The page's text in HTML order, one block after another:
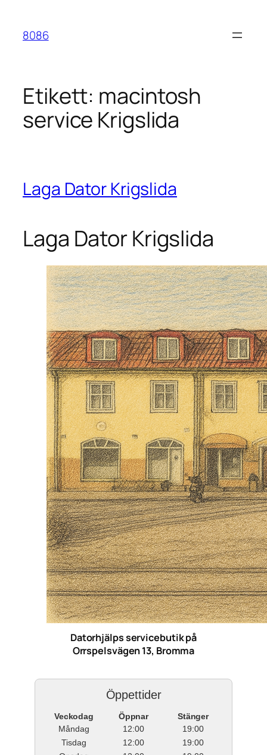
innehåll
8086
Etikett: macintosh
service Krigslida
Laga Dator Krigslida
Laga Dator Krigslida
Datorhjälps servicebutik på
Orrspelsvägen 13, Bromma
Öppettider
Veckodag Öppnar
Stänger
Måndag
12:00
19:00
Tisdag
12:00
19:00